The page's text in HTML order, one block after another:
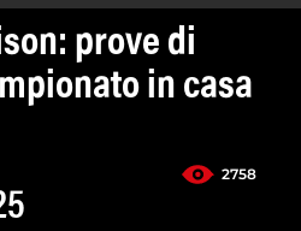
prove di
in casa
2758